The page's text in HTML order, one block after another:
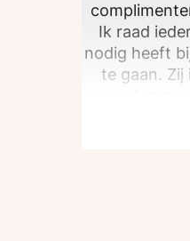
Ik raad
nodig heeft
te gaan. Zij
zie je online